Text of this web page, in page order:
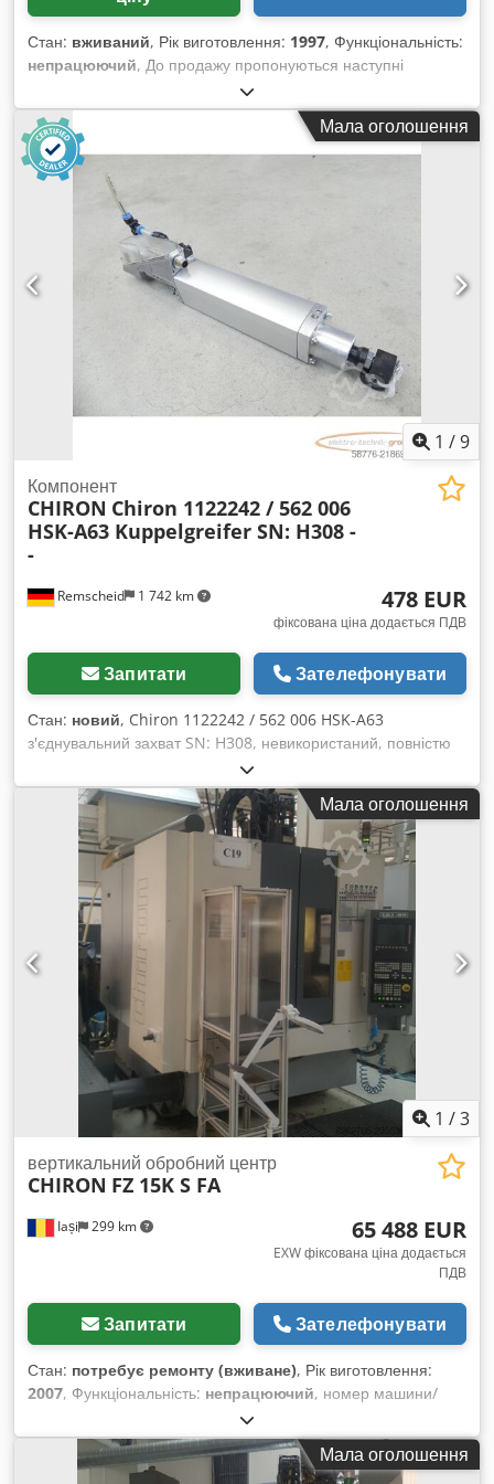
Стан: вживаний, Рік виготовлення: 1997, Функціональність:
непрацюючий, До продажу пропонуються наступні
запчастини від Chiron FZ 12 SM, рік випуску 1997: 9 шт.
тримачів інструменту 1 шт. шпиндель Csdexdhp Eepfx
Abboha 1 шт. двигун шпинделя
Мала оголошення
1 /9
Remscheid 1 742 km
Компонент
CHIRON Chiron 1122242 / 562 006
HSK-A63 Kuppelgreifer SN: H308 -
-
478 EUR
фіксована ціна додається ПДВ
Запитати Зателефонувати
Стан: новий, Chiron 1122242 / 562 006 HSK-A63
з'єднувальний захват SN: H308, невикористаний, повністю
робочий, комплектація згідно з фото. Chodpfx Ajy Np
Ipobbea
Мала оголошення
1 /3
Iași 299 km
вертикальний обробний центр
CHIRON FZ 15K S FA
65 488 EUR
EXW фіксована ціна додається
ПДВ
Запитати Зателефонувати
Стан: потребує ремонту (вживане), Рік виготовлення:
2007, Функціональність: непрацюючий, номер машини/
191-89, Технічні характеристики: #
Робоча зона: X 550 мм; Y 400 мм; Z 360 мм # Опис осей: 3
лінійні осі (X, Y, Z) + 1 вісь обертового столу А та 2 осі
Мала оголошення